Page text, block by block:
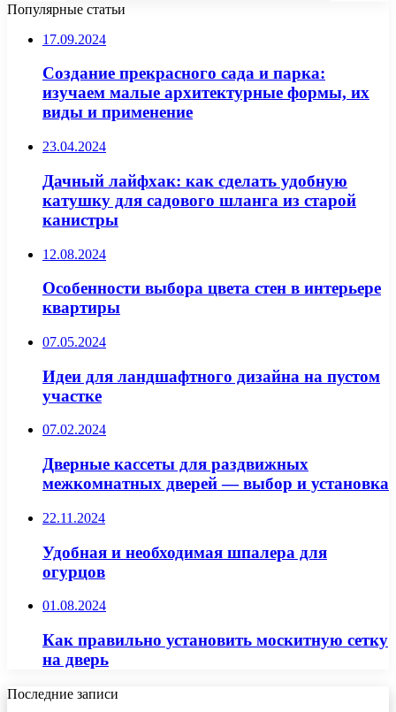
Популярные статьи
17.09.2024
Создание прекрасного сада и парка:
изучаем малые архитектурные формы, их
виды и применение
23.04.2024
Дачный лайфхак: как сделать удобную
катушку для садового шланга из старой
канистры
12.08.2024
Особенности выбора цвета стен в интерьере
квартиры
07.05.2024
Идеи для ландшафтного дизайна на пустом
участке
07.02.2024
Дверные кассеты для раздвижных
межкомнатных дверей — выбор и установка
22.11.2024
Удобная и необходимая шпалера для
огурцов
01.08.2024
Как правильно установить москитную сетку
на дверь
Последние записи